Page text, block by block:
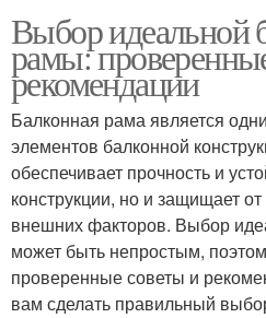
Выбор идеальной
рамы:
рекомендации
Балконная рама является
элементов балконной
обеспечивает прочность и
конструкции, но и защищает
внешних факторов. Выбор
может быть непростым,
проверенные советы и
вам сделать правильный